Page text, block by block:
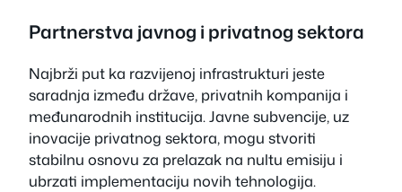
Partnerstva javnog i privatnog sektora
Najbrži put ka razvijenoj infrastrukturi jeste
saradnja između države, privatnih kompanija i
međunarodnih institucija. Javne subvencije, uz
inovacije privatnog sektora, mogu stvoriti
stabilnu osnovu za prelazak na nultu emisiju i
ubrzati implementaciju novih tehnologija.